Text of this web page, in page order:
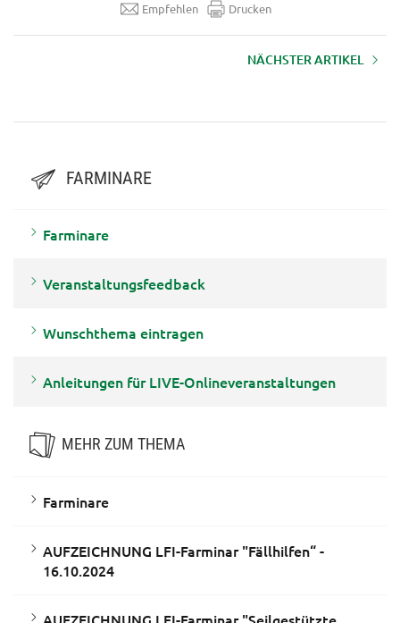
Empfehlen Drucken
NÄCHSTER ARTIKEL
FARMINARE
Farminare
Veranstaltungsfeedback
Wunschthema eintragen
Anleitungen für LIVE-Onlineveranstaltungen
MEHR ZUM THEMA
Farminare
AUFZEICHNUNG LFI-Farminar "Fällhilfen“ -
16.10.2024